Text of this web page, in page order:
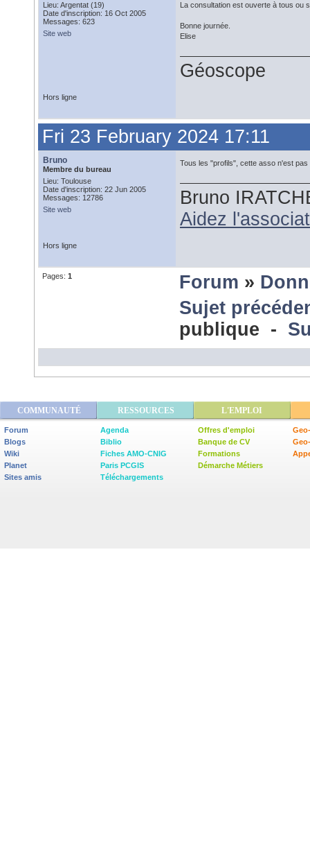
Lieu: Argentat (19)
Date d'inscription: 16 Oct 2005
Messages: 623
Site web
La consultation est ouverte à tous ou
Bonne journée.
Elise
Géoscope
Hors ligne
Fri 23 February 2024 17:11
Bruno
Membre du bureau
Lieu: Toulouse
Date d'inscription: 22 Jun 2005
Messages: 12786
Site web
Tous les "profils", cette asso n'est
Bruno
Aidez
Hors ligne
Pages: 1 Forum »
Sujet
publique -
COMMUNAUTÉ RESSOURCES L'EMPLOI
Forum
Blogs
Wiki
Planet
Sites amis
Agenda
Biblio
Fiches AMO-CNIG
Paris PCGIS
Téléchargements
Offres d'emploi
Banque de CV
Formations
Démarche Métiers